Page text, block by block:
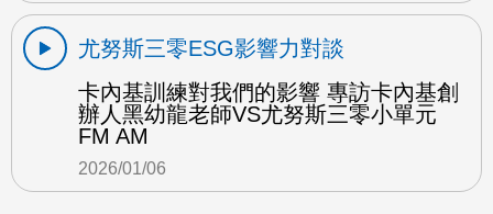
尤努斯三零ESG影響力對談
卡內基訓練對我們的影響 專訪卡內基創
辦人黑幼龍老師VS尤努斯三零小單元
FM AM
2026/01/06